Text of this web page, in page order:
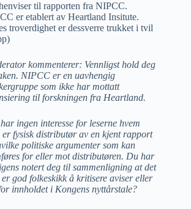
til rapporten fra NIPCC.
er etablert av Heartland Insitute.
troverdighet er dessverre trukket i tvil
kommenterer: Vennligst hold deg
NIPCC er en uavhengig
som ikke har mottatt
til forskningen fra Heartland.
ingen interesse for leserne hvem
er fysisk distributør av en kjent rapport
politiske argumenter som kan
for eller mot distributøren. Du har
notert deg til sammenligning at det
er god folkeskikk å kritisere aviser eller
innholdet i Kongens nyttårstale?